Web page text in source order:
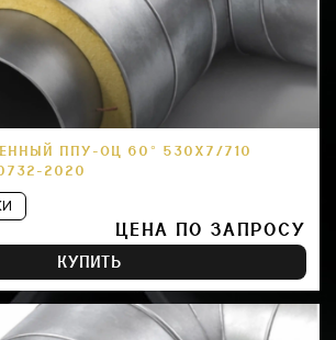
ППУ-ОЦ 60° 530Х7/710
2020
ЦЕНА ПО ЗАПРОСУ
КУПИТЬ